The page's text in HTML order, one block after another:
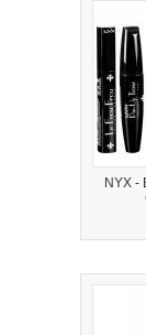
NYX -